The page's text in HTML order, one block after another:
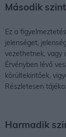
Második szint
Ez a
jelenséget,
vezethetnek, vagy
Érvényben lévő
körültekintőek,
Részletesen
Harmadik